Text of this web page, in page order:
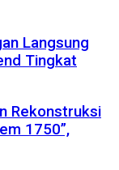
Langsung
Tingkat
Rekonstruksi
1750”,